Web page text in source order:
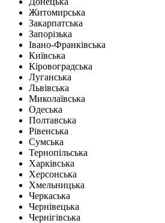
Житомирська
Закарпатська
Запорізька
Івано-Франківська
Київська
Кіровоградська
Луганська
Львівська
Миколаївська
Одеська
Полтавська
Рівенська
Сумська
Тернопільська
Харківська
Херсонська
Хмельницька
Черкаська
Чернівецька
Чернігівська